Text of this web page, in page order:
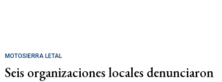
MOTOSIERRA LETAL
Seis organizaciones locales denunciaron